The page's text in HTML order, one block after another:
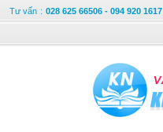
Tư vấn : 028 625 66506 - 094 920 1617